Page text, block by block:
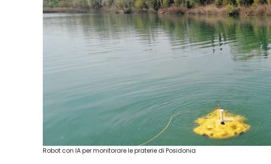
Robot con IA per monitorare le praterie di Posidonia